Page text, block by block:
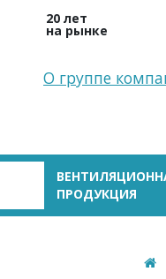
20 лет
на рынке
О группе
ПРОДУКЦИЯ